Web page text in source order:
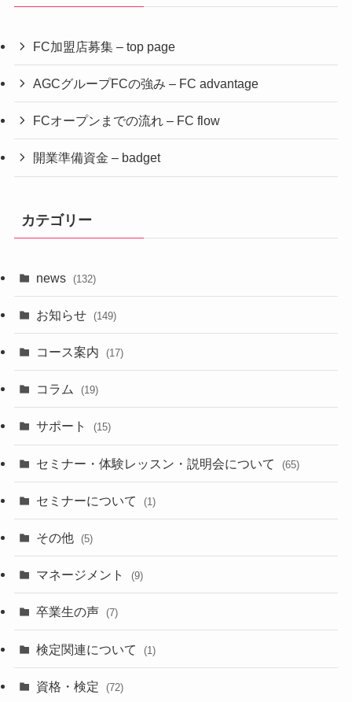
FC加盟店募集 – top page
AGCグループFCの強み – FC advantage
FCオープンまでの流れ – FC flow
開業準備資金 – badget
カテゴリー
news (132)
お知らせ (149)
コース案内 (17)
コラム (19)
サポート (15)
セミナー・体験レッスン・説明会について (65)
セミナーについて (1)
その他 (5)
マネージメント (9)
卒業生の声 (7)
検定関連について (1)
資格・検定 (72)